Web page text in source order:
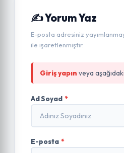
✍️ Yorum Yaz
E-posta adresiniz
ile işaretlenmiştir.
Giriş yapın veya
Ad Soyad *
E-posta *